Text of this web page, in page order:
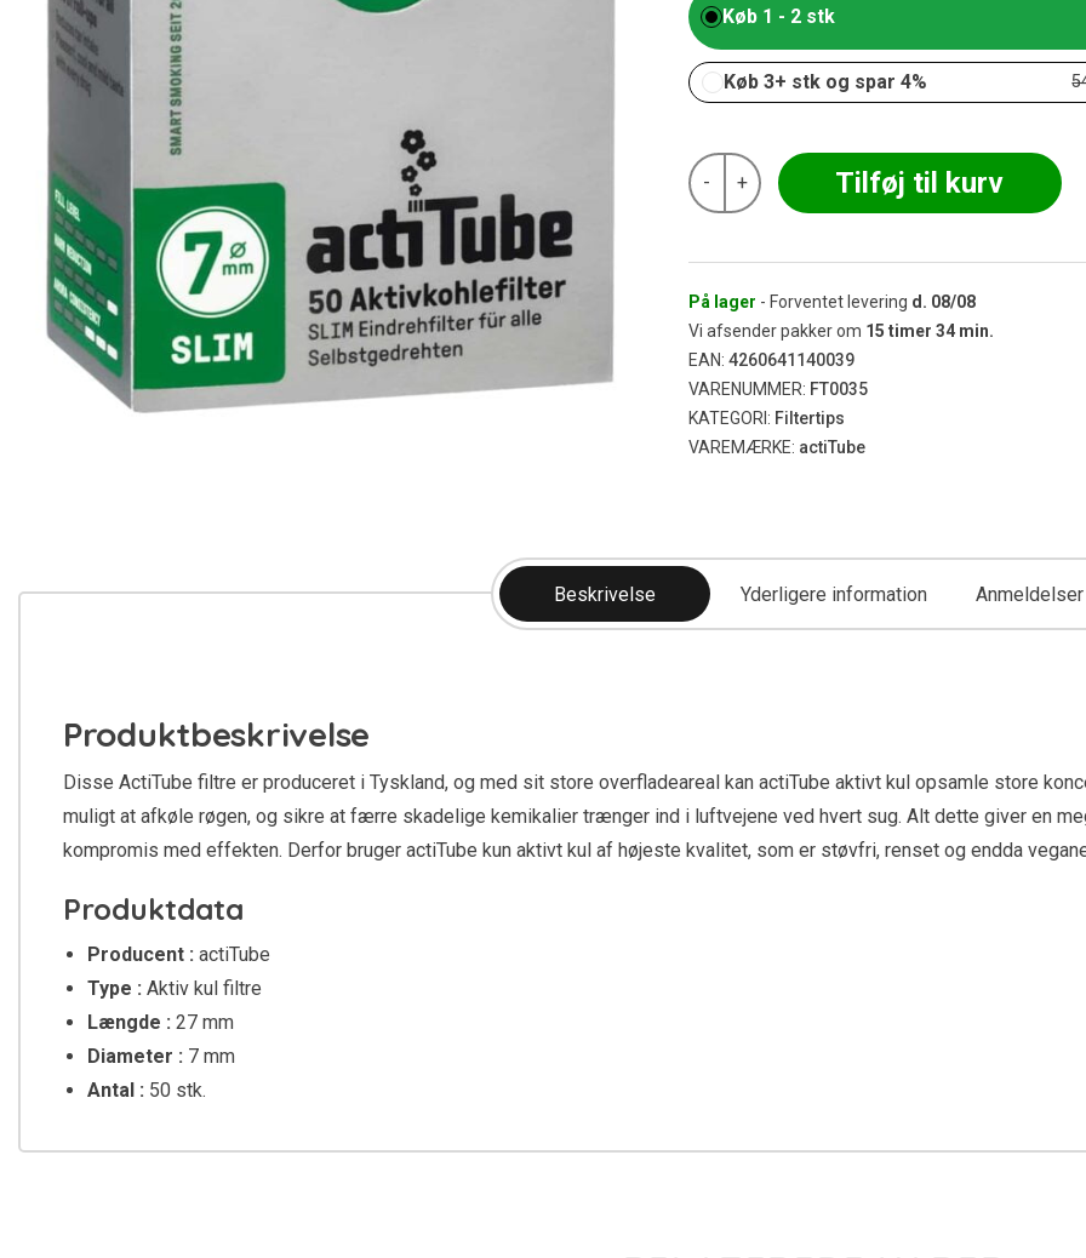
Køb 1 - 2 stk
Køb 3+ stk og spar 4%
-
actiTube
Activated
50
stk
+ Tilføj til kurv
På lager - Forventet levering d. 08/08
Vi afsender pakker om 15 timer 34 min.
EAN: 4260641140039
VARENUMMER: FT0035
KATEGORI: Filtertips
VAREMÆRKE: actiTube
Beskrivelse Yderligere information
Produktbeskrivelse
Disse ActiTube filtre er produceret i Tyskland, og med sit store overfladeareal kan actiTube aktivt kul opsamle store
muligt at afkøle røgen, og sikre at færre skadelige kemikalier trænger ind i luftvejene ved hvert sug. Alt dette giver en
kompromis med effekten. Derfor bruger actiTube kun aktivt kul af højeste kvalitet, som er støvfri, renset og endda
Produktdata
Producent : actiTube
Type : Aktiv kul filtre
Længde : 27 mm
Diameter : 7 mm
Antal : 50 stk.